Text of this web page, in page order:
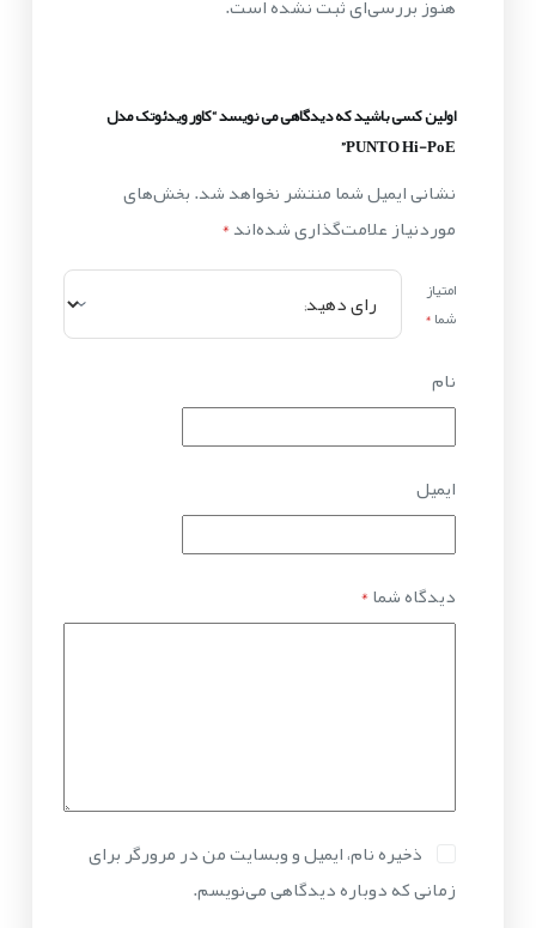
هنوز بررسی‌ای ثبت نشده است.
اولین کسی باشید که دیدگاهی می نویسد “کاور ویدئوتک مدل
PUNTO Hi-PoE”
نشانی ایمیل شما منتشر نخواهد شد.بخش‌های
موردنیاز علامت‌گذاری شده‌اند*
امتیاز
شما*
نام
ایمیل
دیدگاه شما*
ذخیره نام، ایمیل و وبسایت من در مرورگر برای
زمانی که دوباره دیدگاهی می‌نویسم.